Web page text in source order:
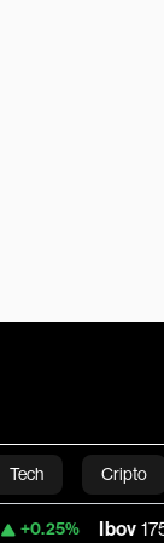
Tech Cripto
Linha Executiva
Ibov 175,546.36